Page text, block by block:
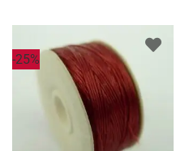
-25%